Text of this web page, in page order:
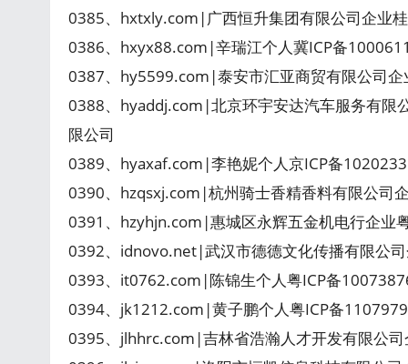
0385、hxtxly.com|广西恒升集团有限公司企业
0386、hxyx88.com|辛瑞江个人冀ICP备
0387、hy5599.com|泰安市汇亚商贸有限公司
0388、hyaddj.com|北京环宇安达汽车服务有限
限公司
0389、hyaxaf.com|李艳妮个人京ICP备
0390、hzqsxj.com|杭州骑士香精香料有限公司
0391、hzyhjn.com|惠城区永辉五金机电行企业
0392、idnovo.net|武汉市德德文化传播有限公
0393、it0762.com|陈锦生个人粤ICP备
0394、jk1212.com|黄子鹏个人粤ICP备
0395、jlhhrc.com|吉林省浩瀚人才开发有限公